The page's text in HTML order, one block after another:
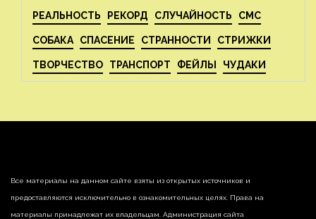
РЕАЛЬНОСТЬ РЕКОРД СЛУЧАЙНОСТЬ СМС
СОБАКА СПАСЕНИЕ СТРАННОСТИ СТРИЖКИ
ТВОРЧЕСТВО ТРАНСПОРТ ФЕЙЛЫ ЧУДАКИ
Все материалы на данном сайте взяты из открытых источников и
предоставляются исключительно в ознакомительных целях. Права на
материалы принадлежат их владельцам. Администрация сайта